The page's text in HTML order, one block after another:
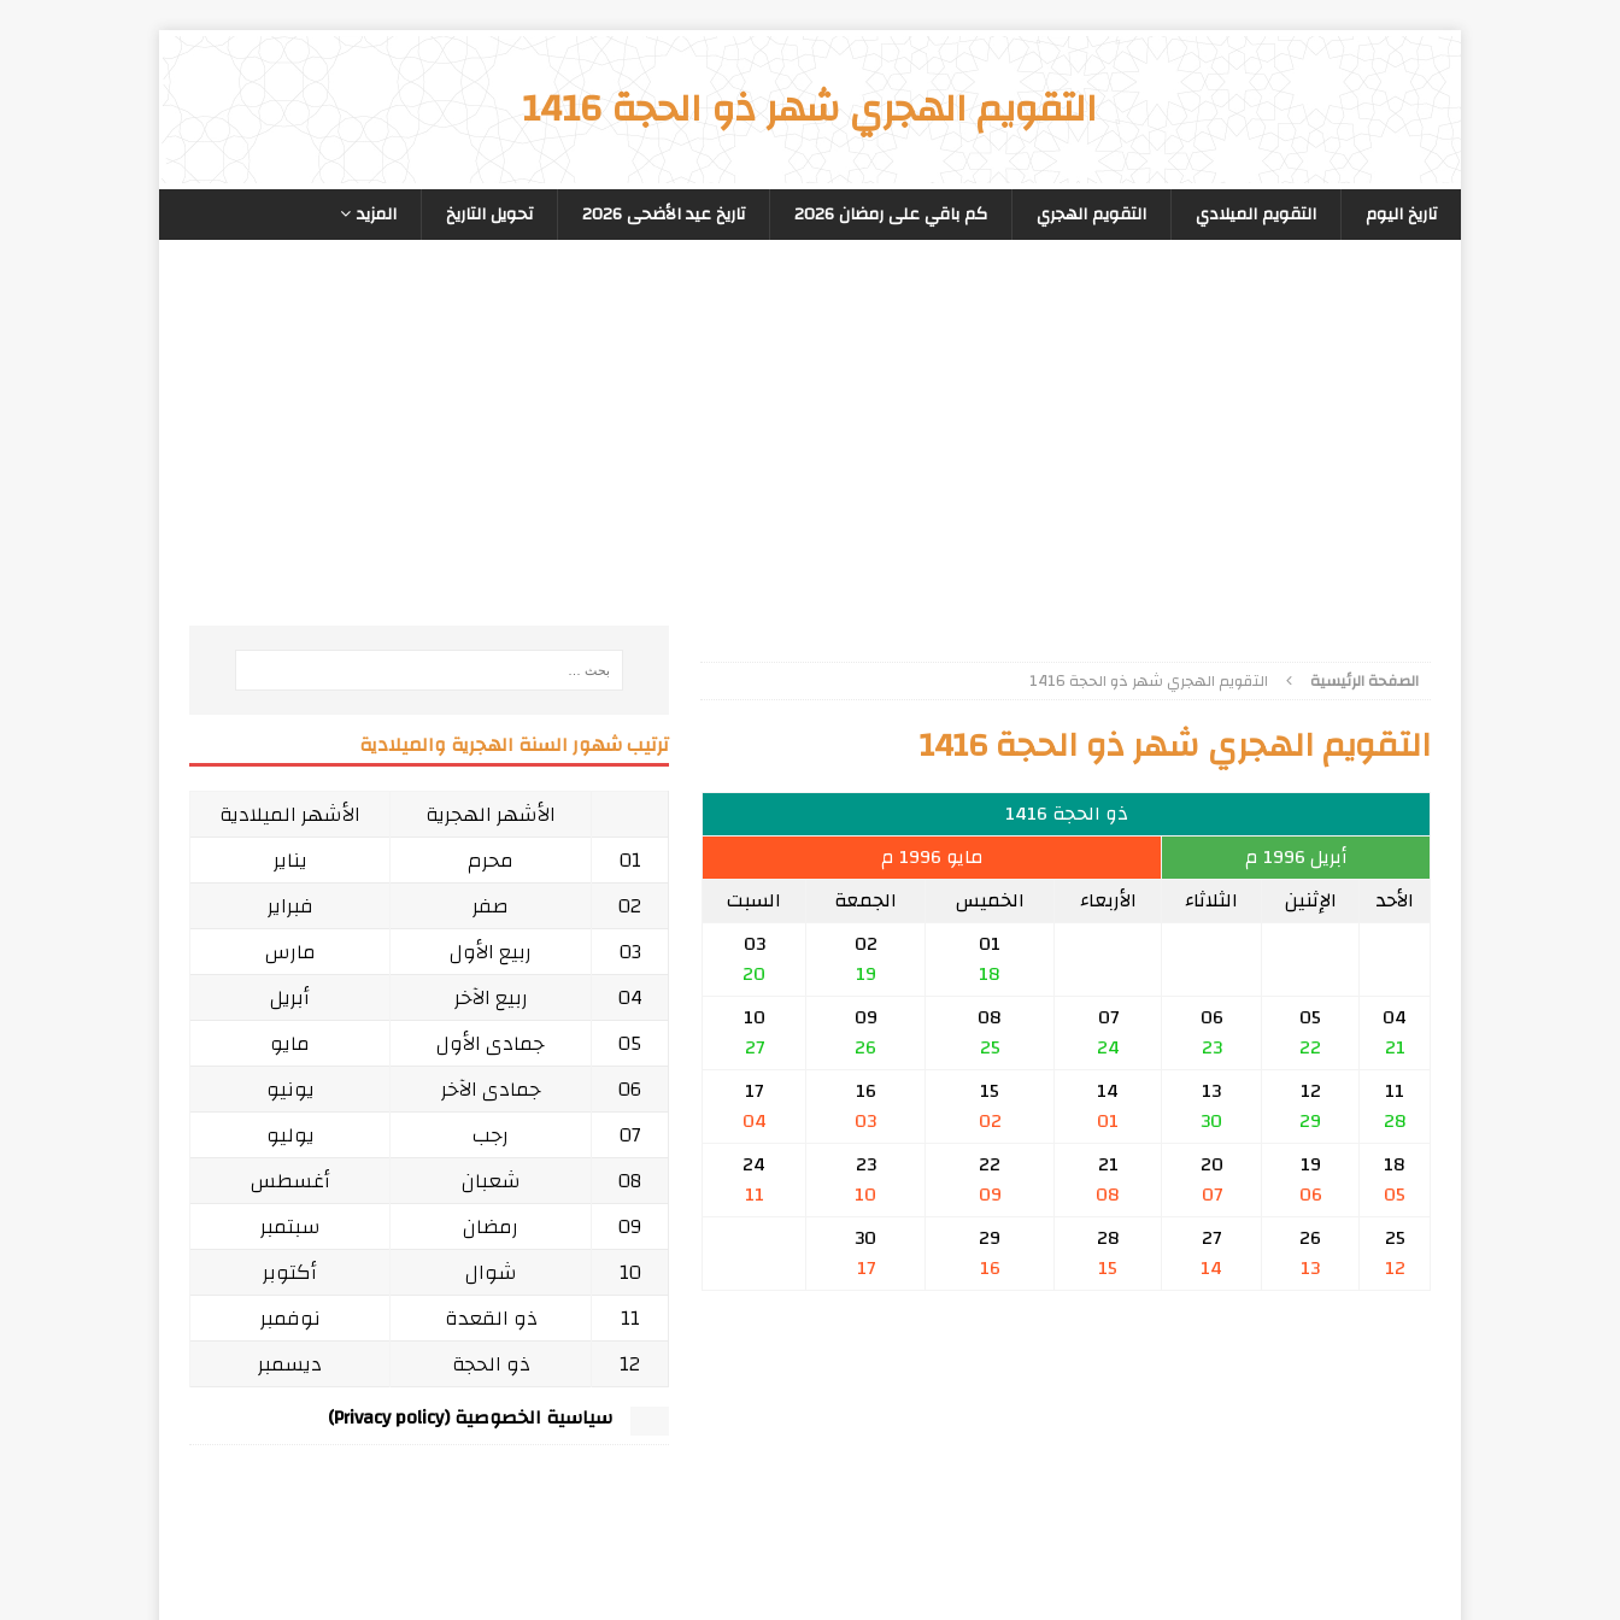
التقويم الهجري شهر ذو الحجة 1416
تاريخ اليوم التقويم الميلادي التقويم الهجري كم باقي على رمضان 2026 تاريخ عيد الأضحى 2026 تحويل التاريخ المزيد
الصفحة الرئيسية التقويم الهجري شهر ذو الحجة 1416
التقويم الهجري شهر ذو الحجة 1416
ذو الحجة 1416
أبريل 1996 م
مايو 1996 م
الأحد
الإثنين الثلاثاء الأربعاء الخميس الجمعة
السبت
01
18
02
19
03
20
04
21
05
22
06
23
07
24
08
25
09
26
10
27
11
28
12
29
13
30
14
01
15
02
16
03
17
04
18
05
19
06
20
07
21
08
22
09
23
10
24
11
25
12
26
13
27
14
28
15
29
16
30
17
ترتيب شهور السنة الهجرية والميلادية
الأشهر الهجرية
الأشهر الميلادية
01
محرم
يناير
02
صفر
فبراير
03
ربيع الأول
مارس
04
ربيع الآخر
أبريل
05
جمادى الأول
مايو
06
جمادى الآخر
يونيو
07
رجب
يوليو
08
شعبان
أغسطس
09
رمضان
سبتمبر
10
شوال
أكتوبر
11
ذو القعدة
نوفمبر
12
ذو الحجة ديسمبر
سياسية الخصوصية (Privacy policy)